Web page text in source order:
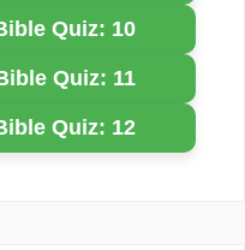
Quiz: 10
Quiz: 11
Quiz: 12